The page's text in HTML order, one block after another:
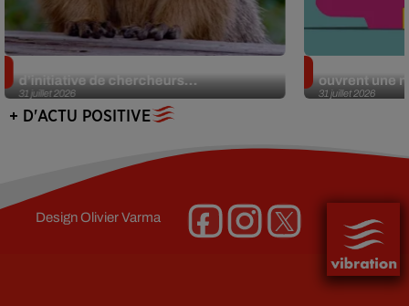
31 juillet 2026
d’initiative de chercheurs...
31 juillet 2026
ouvrent une
+ D'ACTU POSITIVE
DesignOlivier Varma